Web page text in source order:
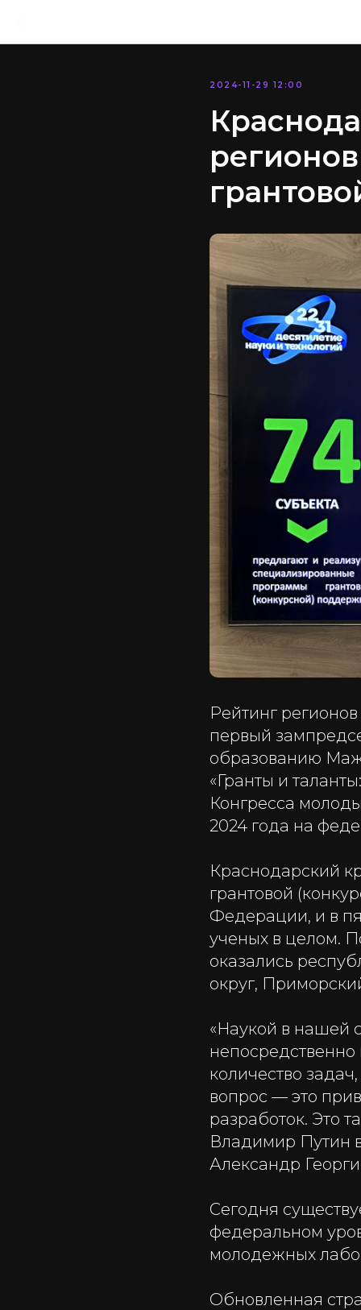
2024-11-29 12:00
Рейтинг
первый
образованию
«Гранты и
Конгресса
2024 года на
Краснодарский
грантовой
Федерации, и в
ученых в целом.
оказались
округ,
«Наукой в нашей
непосредственно
количество
вопрос — это
разработок. Это
Владимир Путин
Александр
Сегодня
федеральном
молодежных
Обновленная